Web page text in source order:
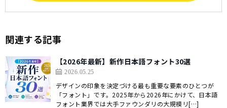
関連する記事
【2026年最新】新作日本語フォント30選
2026.05.25
デザインの印象を決定づける最も重要な要素のひとつが
「フォント」です。2025年から2026年にかけて、日本語
フォント業界では大手ファウンダリの大規模リ[…]